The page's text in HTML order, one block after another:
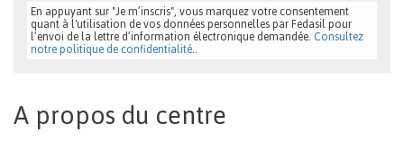
En appuyant sur "Je m’inscris", vous marquez votre consentement
quant à l'utilisation de vos données personnelles par Fedasil pour
l’envoi de la lettre d’information électronique demandée. Consultez
notre politique de confidentialité..
A propos du centre